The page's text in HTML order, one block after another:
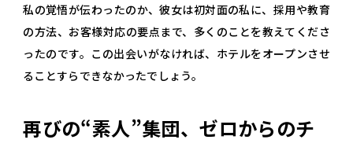
私の覚悟が伝わったのか、彼女は初対面の私に、採用や教育
の方法、お客様対応の要点まで、多くのことを教えてくださ
ったのです。この出会いがなければ、ホテルをオープンさせ
ることすらできなかったでしょう。
再びの“素人”集団、ゼロからのチ